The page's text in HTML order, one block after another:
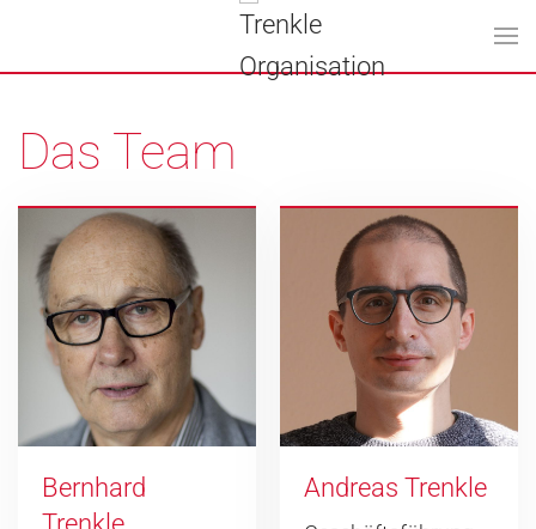
Zum Hauptinhalt springen
Das Team
Bernhard
Andreas Trenkle